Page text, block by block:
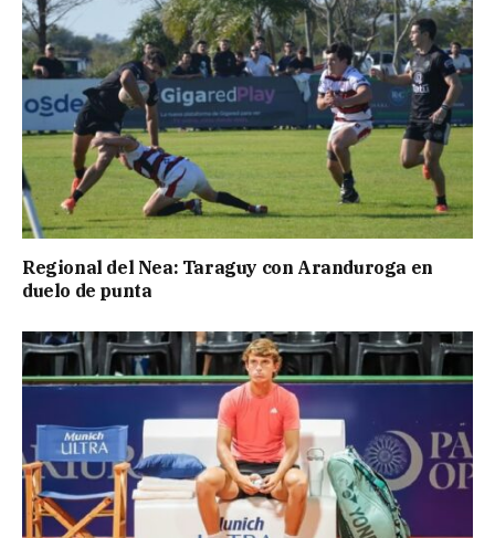
Regional del Nea: Taraguy con Aranduroga en
duelo de punta